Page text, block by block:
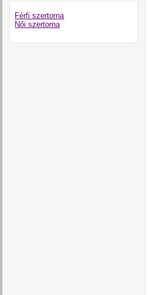
Férfi szertorna
Női szertorna